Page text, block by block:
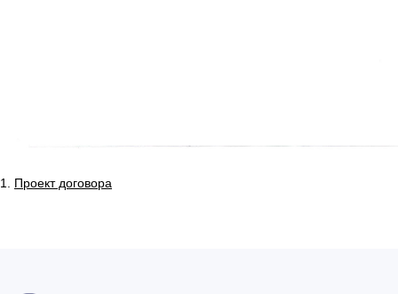
1. Проект договора